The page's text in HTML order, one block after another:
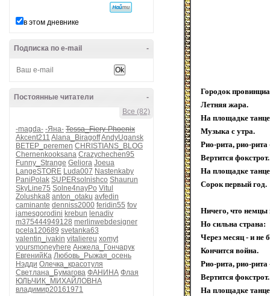
в этом дневнике
-
Подписка по e-mail
-
Постоянные читатели
Все (82)
-magda- -Яна- Tessa_Fiery-Phoenix
Akcent211 Alana_BiragoffAndyUgansk
BETEP_peremen CHRISTIANS_BLOG
Chernenkooksana Crazychechen95
Funny_Strange Geliora Joeua
LangeSTORE Luda007 Nastenkaby
PaniPolak SUPERsolnishco Shaurun
SkyLine75 Solne4nayPo Vitul
Zolushka8 anton_otaku avfedin
caminante denniss2000 feridin55 fov
jamesgorodini krebun lenadiv
m375444949128 merlinwebdesigner
pcela120689 svetanka63
valentin_ivakin vitaliereu xomyt
yoursmoneyhere Анжела_Гончарук
ЕвгенийКа Любовь_Рыжая_осень
Нэдди Олечка_красотуля
Светлана_Бумагова ФАНИНА Флая
ЮЛЬЧИК_МИХАЙЛОВНА
владимир20161971
Городок
Летняя жара.
На площадке
Музыка с утра.
Рио-рита, рио-рита
Вертится фокстрот.
На площадке
Сорок первый год.
Ничего, что
Но сильна страна:
Через месяц - и не
Кончится война.
Рио-рита, рио-рита
Вертится фокстрот.
На площадке